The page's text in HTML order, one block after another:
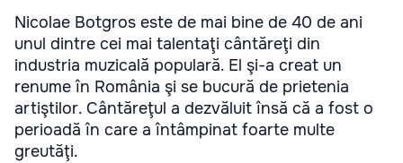
Nicolae Botgros este de mai bine de 40 de ani
unul dintre cei mai talentaţi cântăreţi din
industria muzicală populară. El şi-a creat un
renume în România şi se bucură de prietenia
artiştilor. Cântăreţul a dezvăluit însă că a fost o
perioadă în care a întâmpinat foarte multe
greutăţi.